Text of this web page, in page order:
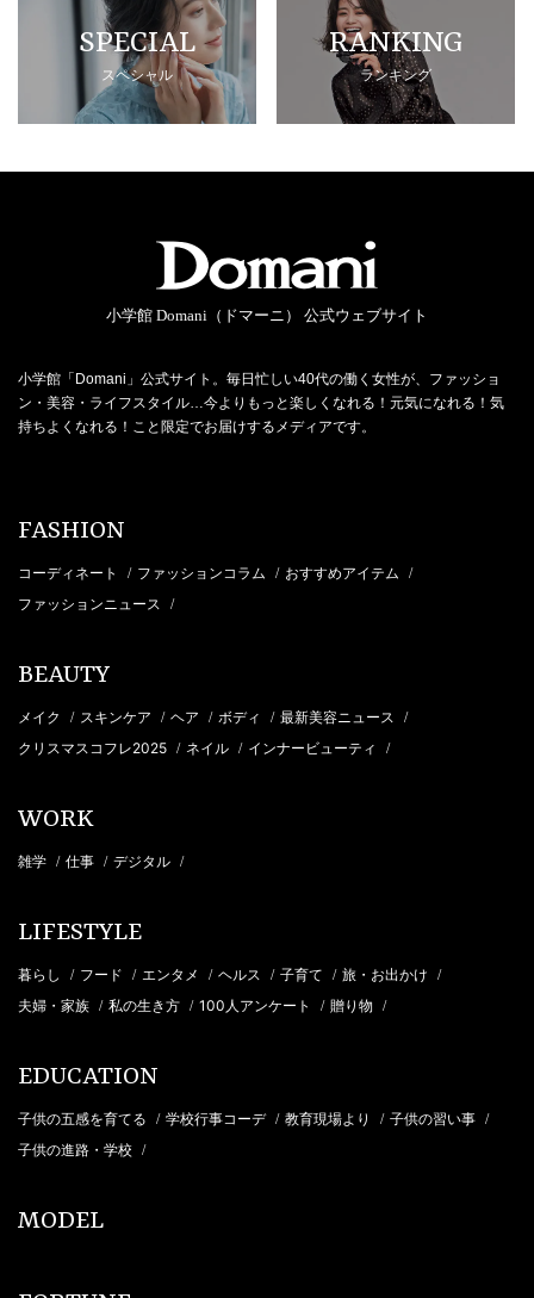
SPECIAL
スペシャル
RANKING
ランキング
小学館 Domani（ドマーニ） 公式ウェブサイト
小学館「Domani」公式サイト。毎日忙しい40代の働く女性が、ファッショ
ン・美容・ライフスタイル…今よりもっと楽しくなれる！元気になれる！気
持ちよくなれる！こと限定でお届けするメディアです。
FASHION
コーディネート / ファッションコラム / おすすめアイテム /
ファッションニュース /
BEAUTY
メイク / スキンケア / ヘア / ボディ / 最新美容ニュース /
クリスマスコフレ2025 / ネイル / インナービューティ /
WORK
雑学 / 仕事 / デジタル /
LIFESTYLE
暮らし / フード / エンタメ / ヘルス / 子育て / 旅・お出かけ /
夫婦・家族 / 私の生き方 / 100人アンケート / 贈り物 /
EDUCATION
子供の五感を育てる / 学校行事コーデ / 教育現場より / 子供の習い事 /
子供の進路・学校 /
MODEL